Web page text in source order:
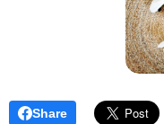
Share